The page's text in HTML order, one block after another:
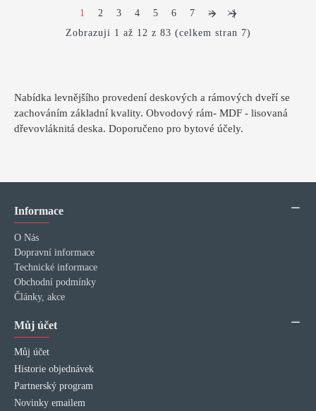
Nabídka levnějšího provedení deskových a rámových dveří se
zachováním základní kvality. Obvodový rám- MDF - lisovaná
dřevovláknitá deska. Doporučeno pro bytové účely.
1 2 3 4 5 6 7 >
>|
Zobrazuji 1 až 12 z 83 (celkem stran 7)
Informace
O Nás
Dopravní informace
Technické informace
Obchodní podmínky
Články, akce
Můj účet
Můj účet
Historie objednávek
Partnerský program
Novinky emailem